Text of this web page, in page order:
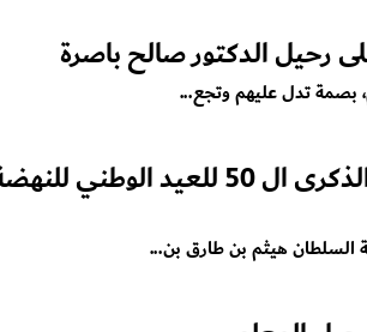
رحيل الدكتور صالح باصرة
بصمة تدل عليهم وتجع...
الرئيس علي ناصر محمد يكتب.. الذكرى ال 50
السلطان هيثم بن طارق بن...